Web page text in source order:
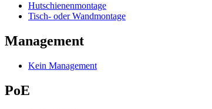
Hutschienenmontage
Tisch- oder Wandmontage
Management
Kein Management
PoE